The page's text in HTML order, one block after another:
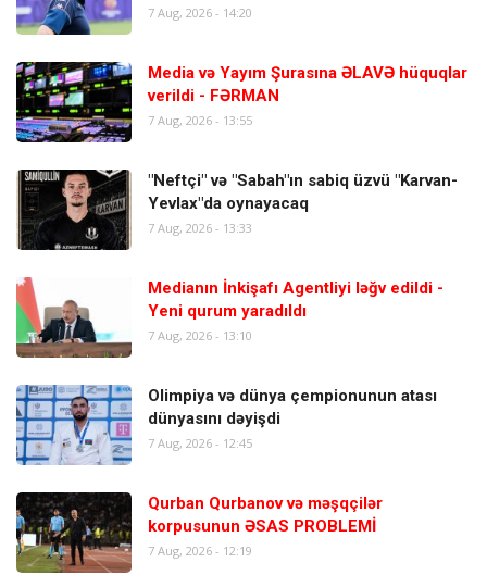
7 Aug, 2026 - 14:20
Media və Yayım Şurasına ƏLAVƏ hüquqlar
verildi - FƏRMAN
7 Aug, 2026 - 13:55
"Neftçi" və "Sabah"ın sabiq üzvü "Karvan-
Yevlax"da oynayacaq
7 Aug, 2026 - 13:33
Medianın İnkişafı Agentliyi ləğv edildi -
Yeni qurum yaradıldı
7 Aug, 2026 - 13:10
Olimpiya və dünya çempionunun atası
dünyasını dəyişdi
7 Aug, 2026 - 12:45
Qurban Qurbanov və məşqçilər
korpusunun ƏSAS PROBLEMİ
7 Aug, 2026 - 12:19